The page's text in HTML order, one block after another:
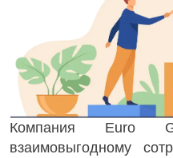
Компания Euro
взаимовыгодному